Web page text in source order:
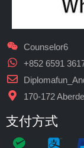
Counselor6
+852 6591
170-172
支付方式